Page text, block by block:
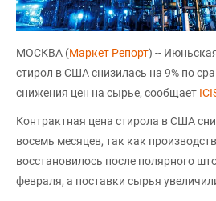
МОСКВА (Маркет Репорт) --
стирол в США снизилась на 9% по
снижения цен на сырье, сообщает
Контрактная цена стирола в США
восемь месяцев, так как
восстановилось после полярного
февраля, а поставки сырья